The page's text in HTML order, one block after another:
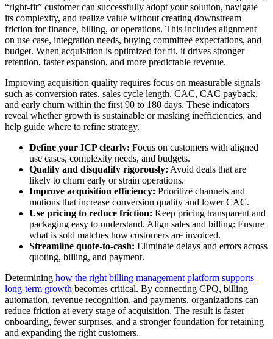
“right-fit” customer can successfully adopt your solution, navigate
its complexity, and realize value without creating downstream
friction for finance, billing, or operations. This includes alignment
on use case, integration needs, buying committee expectations, and
budget. When acquisition is optimized for fit, it drives stronger
retention, faster expansion, and more predictable revenue.
Improving acquisition quality requires focus on measurable signals
such as conversion rates, sales cycle length, CAC, CAC payback,
and early churn within the first 90 to 180 days. These indicators
reveal whether growth is sustainable or masking inefficiencies, and
help guide where to refine strategy.
Define your ICP clearly: Focus on customers with aligned
use cases, complexity needs, and budgets.
Qualify and disqualify rigorously: Avoid deals that are
likely to churn early or strain operations.
Improve acquisition efficiency: Prioritize channels and
motions that increase conversion quality and lower CAC.
Use pricing to reduce friction: Keep pricing transparent and
packaging easy to understand. Align sales and billing: Ensure
what is sold matches how customers are invoiced.
Streamline quote-to-cash: Eliminate delays and errors across
quoting, billing, and payment.
Determining how the right billing management platform supports
long-term growth becomes critical. By connecting CPQ, billing
automation, revenue recognition, and payments, organizations can
reduce friction at every stage of acquisition. The result is faster
onboarding, fewer surprises, and a stronger foundation for retaining
and expanding the right customers.